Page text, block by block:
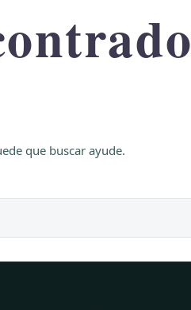
que buscar ayude.